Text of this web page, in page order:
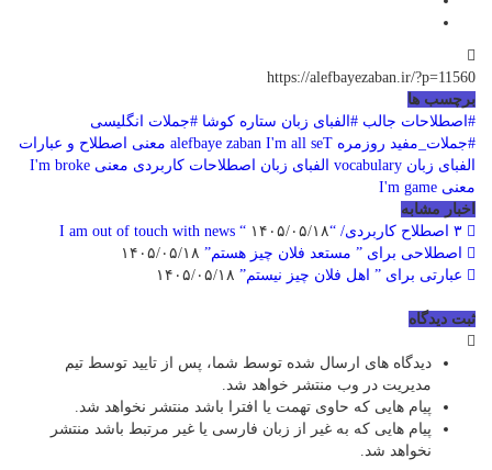
https://alefbayezaban.ir/?p=11560
برچسب ها
#اصطلاحات جالب #الفبای زبان ستاره کوشا #جملات انگلیسی
#جملات_مفید روزمره
alefbaye zaban I'm all seT معنی
اصطلاح و عبارات
الفبای زبان vocabulary
الفبای زبان اصطلاحات کاربردی معنی I'm broke
معنی I'm game
اخبار مشابه
۱۴۰۵/۰۵/۱۸
اصطلاحی برای ” مستعد فلان چیز هستم”
عبارتی برای ” اهل فلان چیز نیستم”
ثبت دیدگاه
دیدگاه های ارسال شده توسط شما، پس از تایید توسط تیم
مدیریت در وب منتشر خواهد شد.
پیام هایی که حاوی تهمت یا افترا باشد منتشر نخواهد شد.
پیام هایی که به غیر از زبان فارسی یا غیر مرتبط باشد منتشر
نخواهد شد.